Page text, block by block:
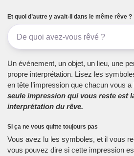
Et quoi d’autre y avait-il dans le même rêve ?
Un événement, un objet, un lieu, une
propre interprétation. Lisez les
en tête l’impression que chacun vous a
seule impression qui vous reste est
interprétation du rêve.
Si ça ne vous quitte toujours pas
Vous avez lu les symboles, et il vous
vous pouvez dire si cette impression